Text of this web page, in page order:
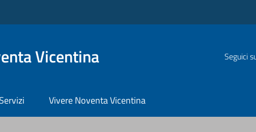
Vicentina Seguici
Servizi Vivere Noventa Vicentina